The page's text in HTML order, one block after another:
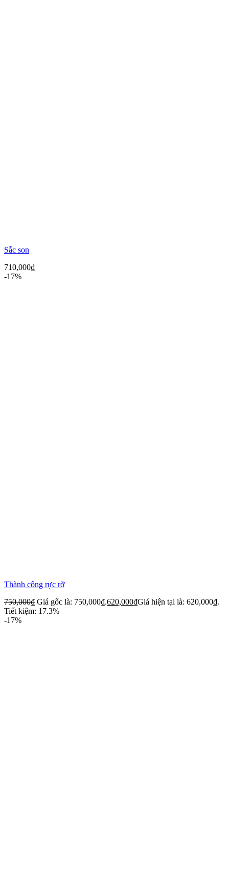
Sắc son
710,000₫
-17%
Thành công rực rỡ
750,000₫ Giá gốc là: 750,000₫.620,000₫Giá hiện tại là: 620,000₫.
Tiết kiệm: 17.3%
-17%